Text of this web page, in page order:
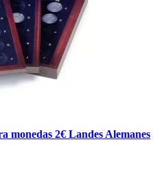
2€ Landes Alemanes